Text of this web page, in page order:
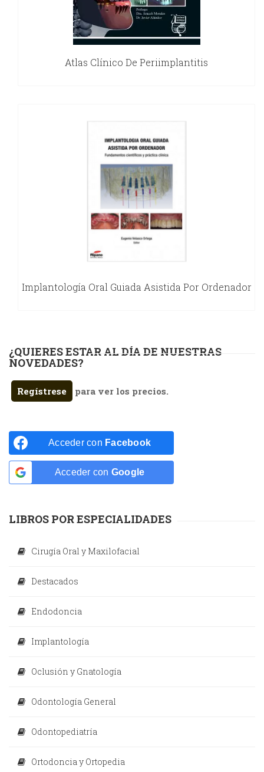
Atlas Clínico De Periimplantitis
Implantología Oral Guiada Asistida Por Ordenador
¿QUIERES ESTAR AL DÍA DE NUESTRAS
NOVEDADES?
Regístrese para ver los precios.
Acceder con Facebook
Acceder con Google
LIBROS POR ESPECIALIDADES
Cirugía Oral y Maxilofacial
Destacados
Endodoncia
Implantología
Oclusión y Gnatología
Odontología General
Odontopediatría
Ortodoncia y Ortopedia